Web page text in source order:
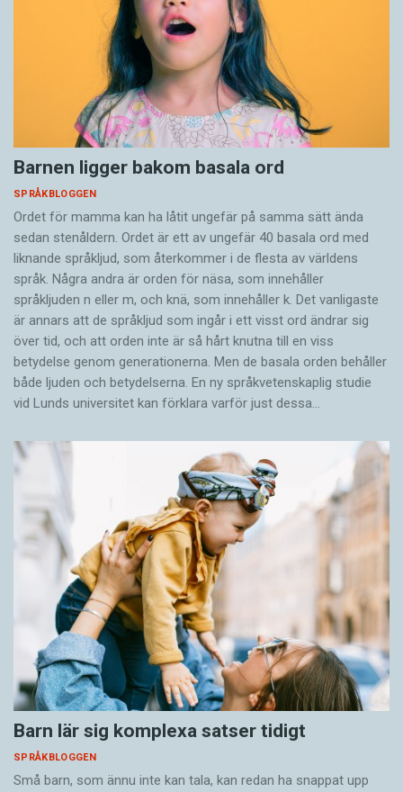
Barnen ligger bakom basala ord
SPRÅKBLOGGEN
Ordet för mamma kan ha låtit ungefär på samma sätt ända
sedan stenåldern. Ordet är ett av ungefär 40 basala ord med
liknande språkljud, som återkommer i de flesta av världens
språk. Några andra är orden för näsa, som innehåller
språkljuden n eller m, och knä, som innehåller k. Det vanligaste
är annars att de språkljud som ingår i ett visst ord ändrar sig
över tid, och att orden inte är så hårt knutna till en viss
betydelse genom generationerna. Men de basala orden behåller
både ljuden och betydelserna. En ny språkvetenskaplig studie
vid Lunds universitet kan förklara varför just dessa…
Barn lär sig komplexa satser tidigt
SPRÅKBLOGGEN
Små barn, som ännu inte kan tala, kan redan ha snappat upp